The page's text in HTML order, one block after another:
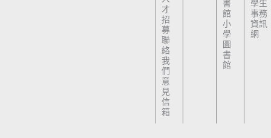
才
招
募
聯
絡
我
們
意
見
信
箱
書
館
小
學
圖
書
館
學生
事務
資訊
網